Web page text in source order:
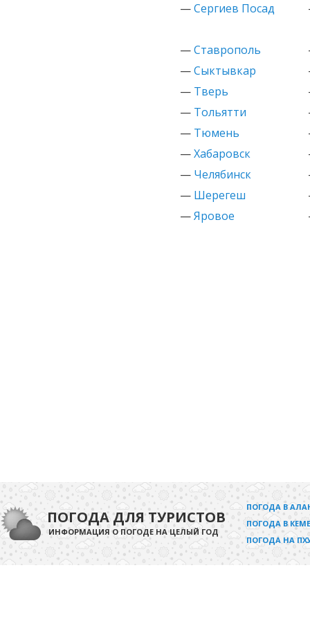
—Сергиев Посад
—Ставрополь
—Сыктывкар
— Тверь
— Тольятти
— Тюмень
—Хабаровск
— Челябинск
— Шерегеш
—Яровое
ПОГОДА ДЛЯ ТУРИСТОВ
ИНФОРМАЦИЯ О ПОГОДЕ НА ЦЕЛЫЙ ГОД
ПОГОДА В
ПОГОДА В
ПОГОДА НА